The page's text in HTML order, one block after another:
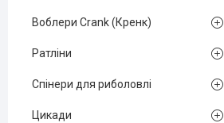
Воблери Crank (Кренк)
Ратліни
Спінери для риболовлі
Цикади